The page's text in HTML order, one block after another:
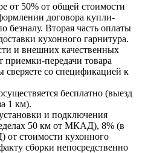
от 50% от общей стоимости
договора купли-
безналу. Вторая часть оплаты
кухонного гарнитура.
и внешних качественных
приемки-передачи товара
сверяете со спецификацией к
бесплатно (выезд
1 км).
и подключения
50 км от МКАД), 8% (в
стоимости кухонного
сборки непосредственно